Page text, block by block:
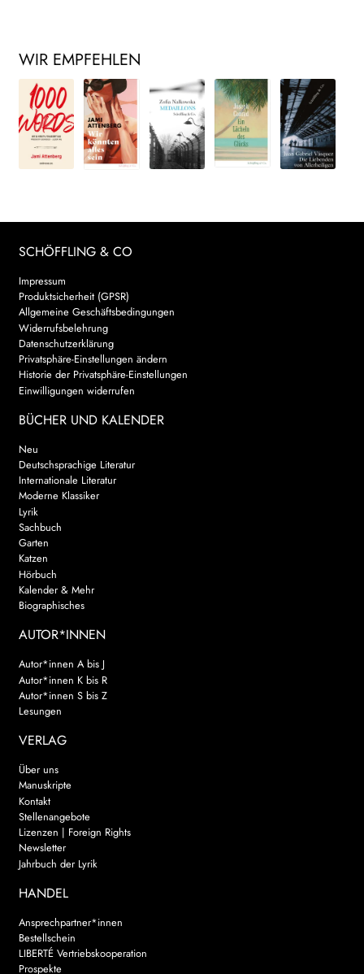
WIR EMPFEHLEN
SCHÖFFLING & CO
Impressum
Produktsicherheit (GPSR)
Allgemeine Geschäftsbedingungen
Widerrufsbelehrung
Datenschutzerklärung
Privatsphäre-Einstellungen ändern
Historie der Privatsphäre-Einstellungen
Einwilligungen widerrufen
BÜCHER UND KALENDER
Neu
Deutschsprachige Literatur
Internationale Literatur
Moderne Klassiker
Lyrik
Sachbuch
Garten
Katzen
Hörbuch
Kalender & Mehr
Biographisches
AUTOR*INNEN
Autor*innen A bis J
Autor*innen K bis R
Autor*innen S bis Z
Lesungen
VERLAG
Über uns
Manuskripte
Kontakt
Stellenangebote
Lizenzen | Foreign Rights
Newsletter
Jahrbuch der Lyrik
HANDEL
Ansprechpartner*innen
Bestellschein
LIBERTÉ Vertriebskooperation
Prospekte